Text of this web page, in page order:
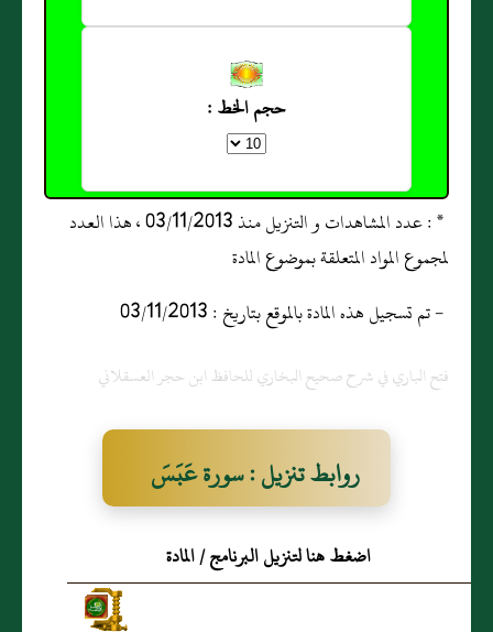
حجم الخط :
* : عدد المشاهدات و التنزيل منذ 03/11/2013 ، هذا العدد
لمجموع المواد المتعلقة بموضوع المادة
- تم تسجيل هذه المادة بالموقع بتاريخ : 03/11/2013
فتح الباري في شرح صحيح البخاري للحافظ ابن حجر العسقلاني
روابط تنزيل : سورة عَبَسَ
اضغط هنا لتنزيل البرنامج / المادة